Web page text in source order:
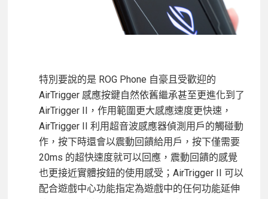
特別要說的是 ROG Phone 自豪且受歡迎的
AirTrigger 感應按鍵自然依舊繼承甚至更進化到了
AirTrigger II，作用範圍更大感應速度更快速，
AirTrigger II 利用超音波感應器偵測用戶的觸碰動
作，按下時還會以震動回饋給用戶，按下僅需要
20ms 的超快速度就可以回應，震動回饋的感覺
也更接近實體按鈕的使用感受；AirTrigger II 可以
配合遊戲中心功能指定為遊戲中的任何功能延伸